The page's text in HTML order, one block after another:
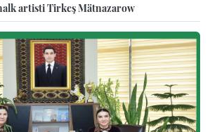
artisti Tirkeş Mätnazarow